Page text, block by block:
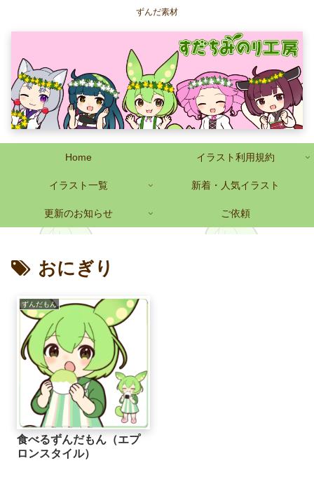
ずんだ素材
Home イラスト利用規約
イラスト一覧 新着・人気イラスト
更新のお知らせ ご依頼
おにぎり
ずんだもん
食べるずんだもん（エプ
ロンスタイル）